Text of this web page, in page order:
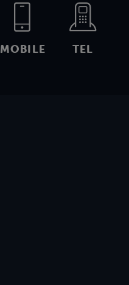
MOBILE TEL